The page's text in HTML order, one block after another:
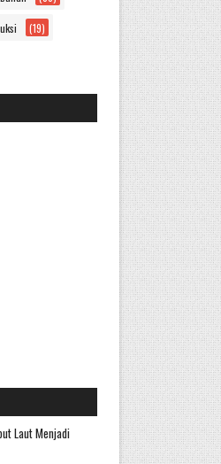
(19)
Laut Menjadi